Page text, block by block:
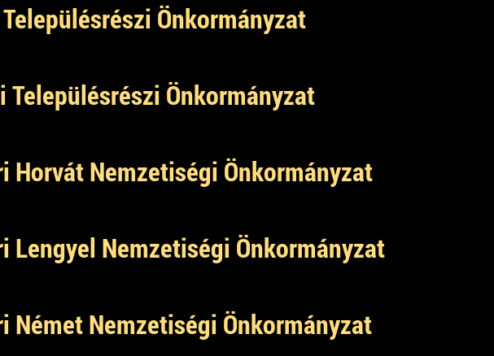
Önkormányzat
Településrészi Önkormányzat
Horvát Nemzetiségi Önkormányzat
Lengyel Nemzetiségi Önkormányzat
Német Nemzetiségi Önkormányzat